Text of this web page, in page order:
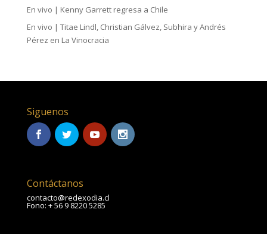
En vivo | Kenny Garrett regresa a Chile
En vivo | Titae Lindl, Christian Gálvez, Subhira y Andrés
Pérez en La Vinocracia
Siguenos
Contáctanos
contacto@redexodia.cl
Fono: + 56 9 8220 5285